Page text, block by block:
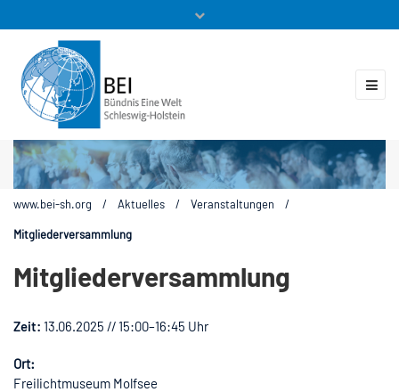
Mitglieder
www.bei-sh.org / Aktuelles / Veranstaltungen /
Mitgliederversammlung
Mitgliederversammlung
Zeit: 13.06.2025 // 15:00–16:45 Uhr
Ort:
Freilichtmuseum Molfsee